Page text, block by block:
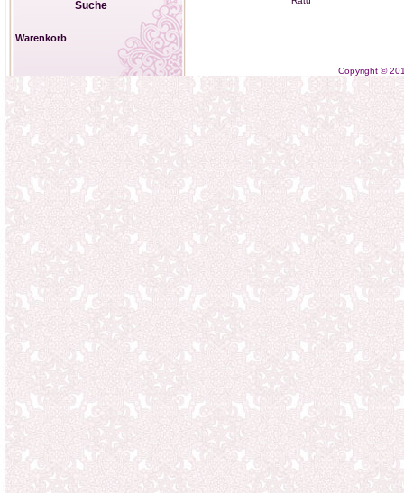
Suche
Warenkorb
Copyright ©